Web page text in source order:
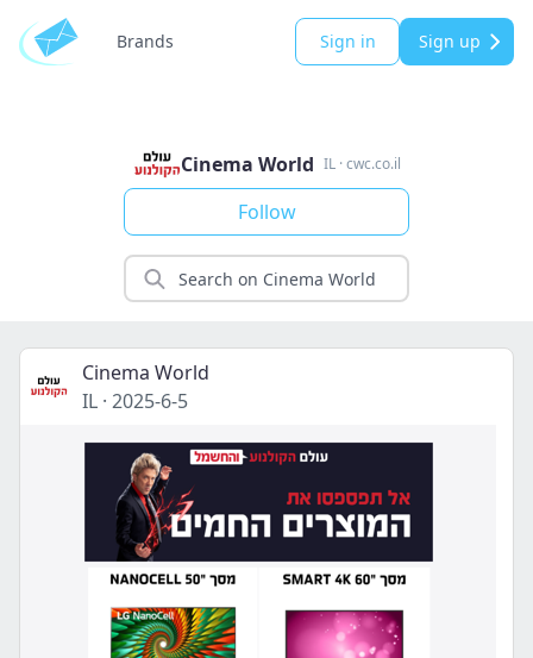
Brands Sign in Sign up
Cinema World IL·cwc.co.il
Follow
Cinema World
IL · 2025-6-5